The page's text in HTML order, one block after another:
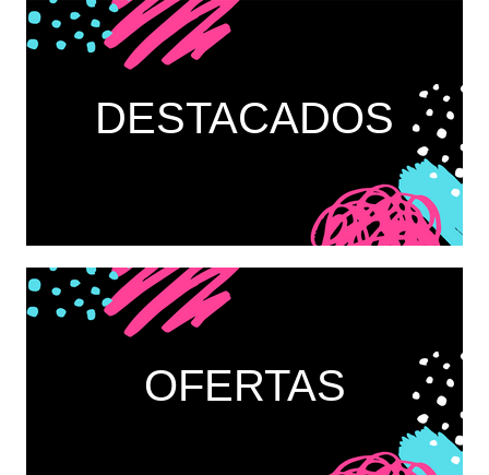
DESTACADOS
OFERTAS